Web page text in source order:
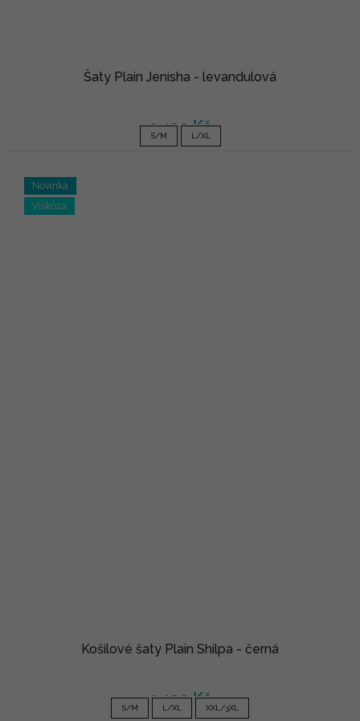
Šaty Plain Jenisha - levandulová
1 490 Kč
S/M L/XL
Novinka
Viskóza
Košilové šaty Plain Shilpa - černá
1 490 Kč
S/M L/XL XXL/3XL